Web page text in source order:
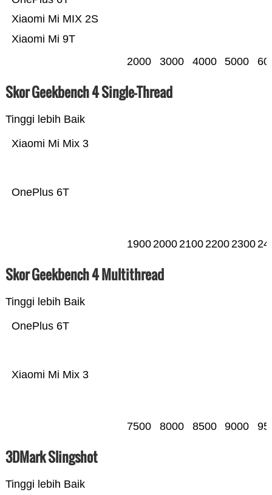
Xiaomi Mi 9T
Xiaomi Mi MIX 2S
2000 3000 4000 5000
Skor Geekbench 4 Single-Thread
Tinggi lebih Baik
OnePlus 6T
Xiaomi Mi Mix 3
19002000210022002300
Skor Geekbench 4 Multithread
Tinggi lebih Baik
Xiaomi Mi Mix 3
OnePlus 6T
7500 8000 8500 9000
3DMark Slingshot
Tinggi lebih Baik